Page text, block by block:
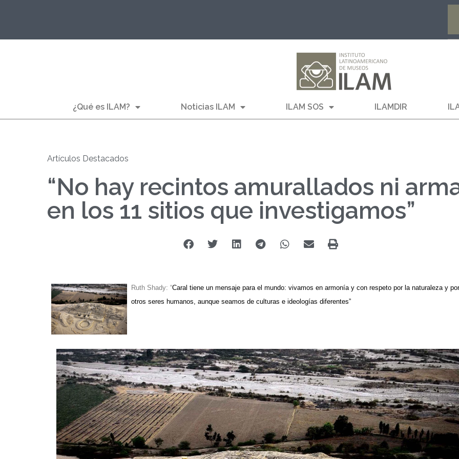
¿Qué es ILAM? Noticias ILAM ILAM SOS ILAMDIR
Artículos Destacados
“No hay recintos amurallados ni
en los 11 sitios que investigamos”
Ruth Shady: “Caral tiene un mensaje para el mundo: vivamos en armonía y con respeto por la naturaleza y
otros seres humanos, aunque seamos de culturas e ideologías diferentes”